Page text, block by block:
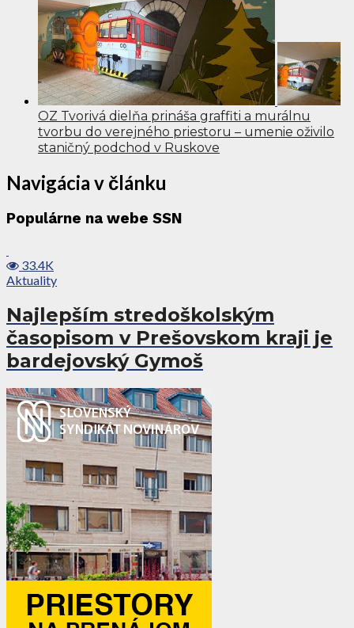
OZ Tvorivá dielňa prináša graffiti a murálnu
tvorbu do verejného priestoru – umenie oživilo
staničný podchod v Ruskove
Navigácia v článku
Populárne na webe SSN
33.4K
Aktuality
Najlepším stredoškolským
časopisom v Prešovskom kraji je
bardejovský Gymoš